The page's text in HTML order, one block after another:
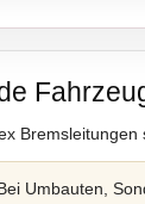
Umbauten,